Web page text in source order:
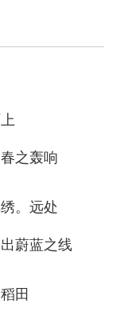
之轰响
。远处
蔚蓝之线
田